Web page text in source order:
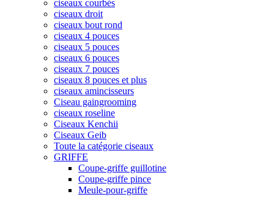
ciseaux courbés
ciseaux droit
ciseaux bout rond
ciseaux 4 pouces
ciseaux 5 pouces
ciseaux 6 pouces
ciseaux 7 pouces
ciseaux 8 pouces et plus
ciseaux amincisseurs
Ciseau gaingrooming
ciseaux roseline
Ciseaux Kenchii
Ciseaux Geib
Toute la catégorie ciseaux
GRIFFE
Coupe-griffe guillotine
Coupe-griffe pince
Meule-pour-griffe